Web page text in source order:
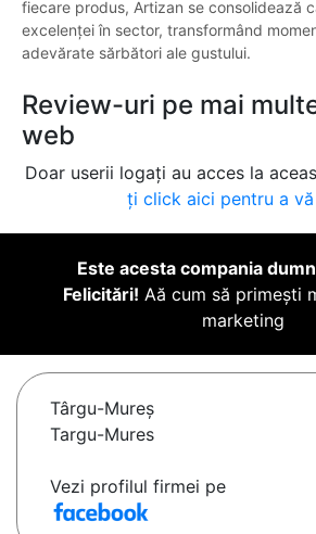
fiecare produs, Artizan se consolidează
excelenței în sector, transformând
adevărate sărbători ale gustului.
Review-uri pe mai
web
Doar userii logați au acces la
ți click aici pentru a
Este acesta compania
Felicitări! Aă cum să primești
marketing
Târgu-Mureş
Targu-Mures
Vezi profilul firmei pe